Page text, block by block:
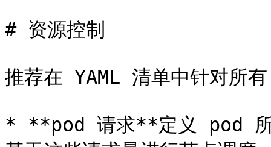
# 资源控制
推荐在 YAML 清单中针对所
* **pod 请求**定义 pod 所